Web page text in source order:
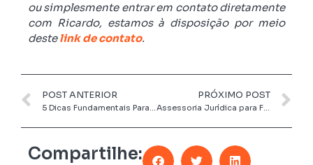
ou simplesmente entrar em contato diretamente
com Ricardo, estamos à disposição por meio
destelink de contato.
POST ANTERIOR PRÓXIMO POST
Assessoria Jurídica para Franquias Odontológicas Especializadas em Estética
Compartilhe: